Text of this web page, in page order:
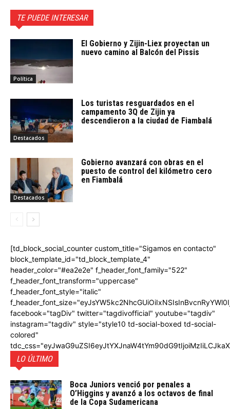
TE PUEDE INTERESAR
Política
El Gobierno y Zijin-Liex proyectan un
nuevo camino al Balcón del Pissis
Destacados
Los turistas resguardados en el
campamento 3Q de Zijin ya
descendieron a la ciudad de Fiambalá
Destacados
Gobierno avanzará con obras en el
puesto de control del kilómetro cero
en Fiambalá
[td_block_social_counter custom_title="Sigamos en contacto"
block_template_id="td_block_template_4"
header_color="#ea2e2e" f_header_font_family="522"
f_header_font_transform="uppercase"
f_header_font_style="italic"
facebook="tagDiv" twitter="tagdivofficial" youtube="tagdiv"
instagram="tagdiv" style="style10 td-social-boxed td-social-
colored"
LO ÚLTIMO
Boca Juniors venció por penales a
O’Higgins y avanzó a los octavos de final
de la Copa Sudamericana